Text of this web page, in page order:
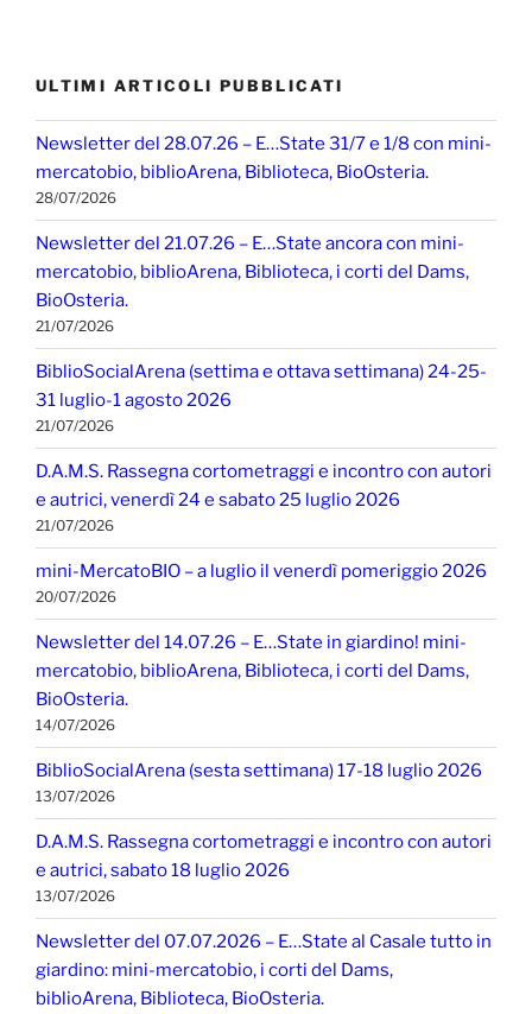
ULTIMI ARTICOLI PUBBLICATI
Newsletter del 28.07.26 – E…State 31/7 e 1/8 con mini-
mercatobio, biblioArena, Biblioteca, BioOsteria.
28/07/2026
Newsletter del 21.07.26 – E…State ancora con mini-
mercatobio, biblioArena, Biblioteca, i corti del Dams,
BioOsteria.
21/07/2026
BiblioSocialArena (settima e ottava settimana) 24-25-
31 luglio-1 agosto 2026
21/07/2026
D.A.M.S. Rassegna cortometraggi e incontro con autori
e autrici, venerdì 24 e sabato 25 luglio 2026
21/07/2026
mini-MercatoBIO – a luglio il venerdì pomeriggio 2026
20/07/2026
Newsletter del 14.07.26 – E…State in giardino! mini-
mercatobio, biblioArena, Biblioteca, i corti del Dams,
BioOsteria.
14/07/2026
BiblioSocialArena (sesta settimana) 17-18 luglio 2026
13/07/2026
D.A.M.S. Rassegna cortometraggi e incontro con autori
e autrici, sabato 18 luglio 2026
13/07/2026
Newsletter del 07.07.2026 – E…State al Casale tutto in
giardino: mini-mercatobio, i corti del Dams,
biblioArena, Biblioteca, BioOsteria.